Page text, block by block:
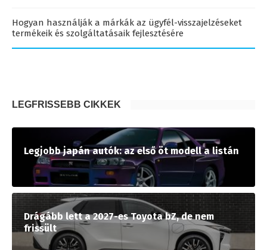
Hogyan használják a márkák az ügyfél-visszajelzéseket
termékeik és szolgáltatásaik fejlesztésére
LEGFRISSEBB CIKKEK
Legjobb japán autók: az első öt modell a listán
Drágább lett a 2027-es Toyota bZ, de nem
frissült